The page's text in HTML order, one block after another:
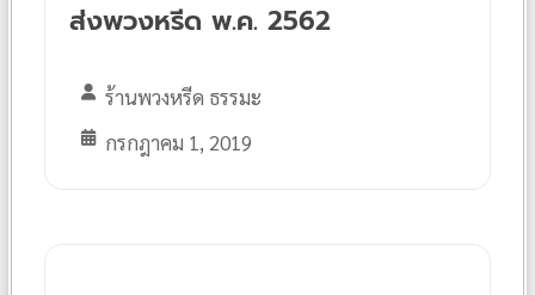
ส่งพวงหรีด พ.ค. 2562
ร้านพวงหรีด ธรรมะ
กรกฎาคม 1, 2019